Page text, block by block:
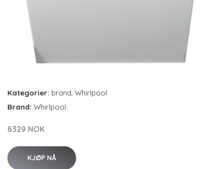
Kategorier: brand, Whirlpool
Brand: Whirlpool
8329 NOK
KJØP NÅ